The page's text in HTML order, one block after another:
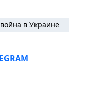
война в Украине